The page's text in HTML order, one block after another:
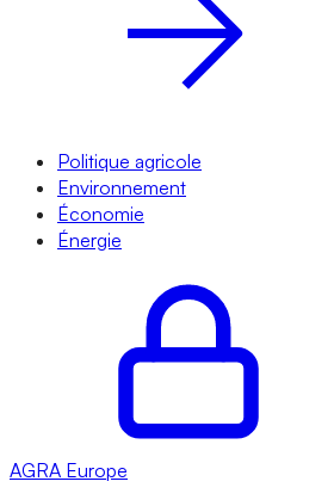
Politique agricole
Environnement
Économie
Énergie
AGRA Europe